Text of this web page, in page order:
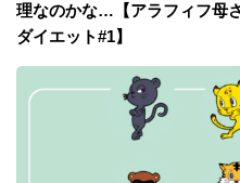
理なのかな…【アラフィフ母
ダイエット#1】